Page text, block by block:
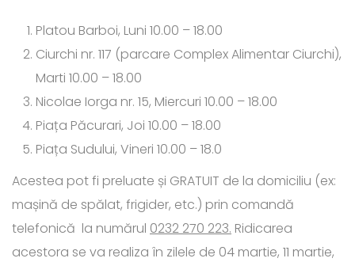
Platou Barboi, Luni 10.00 – 18.00
Ciurchi nr. 117 (parcare Complex Alimentar Ciurchi),
Marti 10.00 – 18.00
Nicolae Iorga nr. 15, Miercuri 10.00 – 18.00
Piața Păcurari, Joi 10.00 – 18.00
Piața Sudului, Vineri 10.00 – 18.0
Acestea pot fi preluate și GRATUIT de la domiciliu (ex:
mașină de spălat, frigider, etc.) prin comandă
telefonică la numărul 0232 270 223. Ridicarea
acestora se va realiza în zilele de 04 martie, 11 martie,